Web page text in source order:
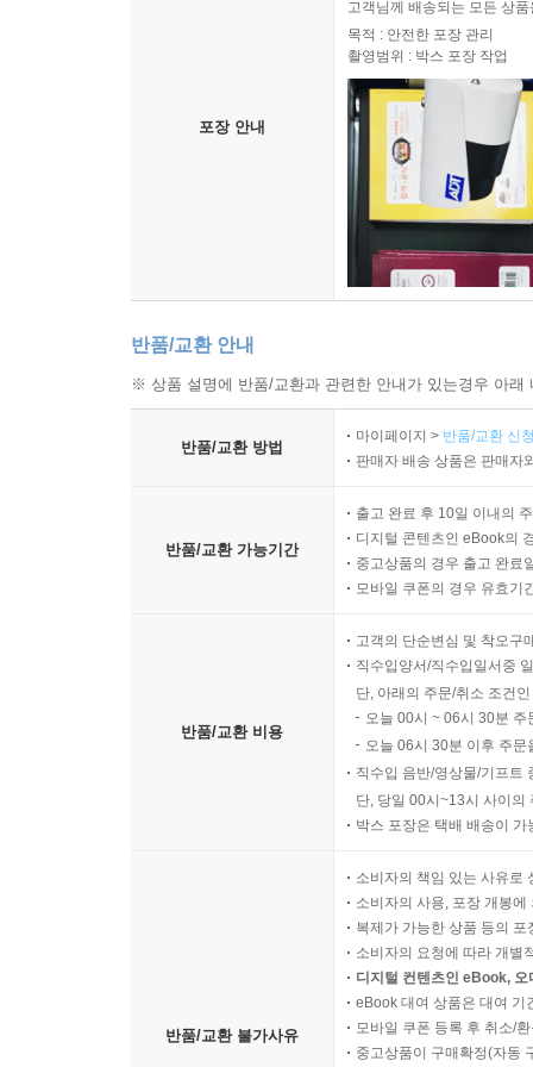
포장 안내
고객님께 배송되는 모든 상
목적 : 안전한 포장 관리
촬영범위 : 박스 포장 작업
반품/교환 안내
※ 상품 설명에 반품/교환과 관련한 안내가 있는경우 아
반품/교환 방법
마이페이지 > 반품/교환 신
판매자 배송 상품은 판매자
반품/교환 가능기간
출고 완료 후 10일 이내의
디지털 콘텐츠인 eBook의
중고상품의 경우 출고 완료
모바일 쿠폰의 경우 유효기
반품/교환 비용
고객의 단순변심 및 착오구
직수입양서/직수입일서중
단, 아래의 주문/취소 조건
오늘 00시 ~ 06시 30분
오늘 06시 30분 이후 주
직수입 음반/영상물/기프트
단, 당일 00시~13시 사이의
박스 포장은 택배 배송이
반품/교환 불가사유
소비자의 책임 있는 사유로
소비자의 사용, 포장 개봉
복제가 가능한 상품 등의
소비자의 요청에 따라 개별
디지털 컨텐츠인 eBook,
eBook 대여 상품은 대여 기
모바일 쿠폰 등록 후 취소/
중고상품이 구매확정(자동